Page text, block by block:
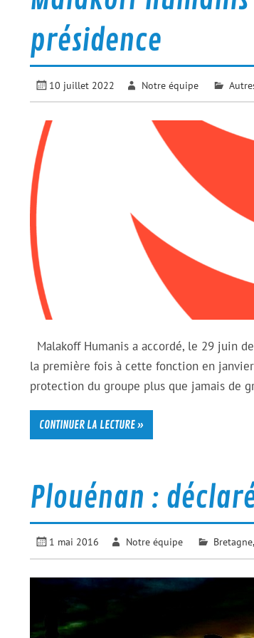
présidence
10 juillet 2022 Notre équipe
Malakoff Humanis a accordé, le 29 juin
la première fois à cette fonction en
protection du groupe plus que jamais de
CONTINUER LA LECTURE »
Plouénan :
1 mai 2016 Notre équipe Bretagne,